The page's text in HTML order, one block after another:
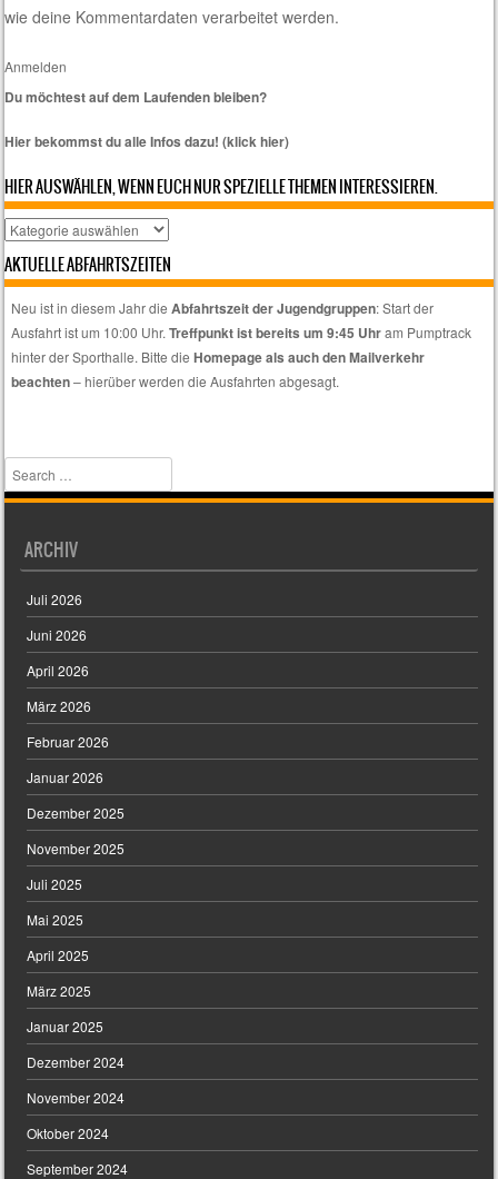
wie deine Kommentardaten verarbeitet werden.
Anmelden
Du möchtest auf dem Laufenden bleiben?
Hier bekommst du alle Infos dazu! (klick hier)
HIER AUSWÄHLEN, WENN EUCH NUR SPEZIELLE THEMEN INTERESSIEREN.
Hier
wenn
Themen
interessieren.
AKTUELLE ABFAHRTSZEITEN
Neu ist in diesem Jahr dieAbfahrtszeit der Jugendgruppen: Start der
Ausfahrt ist um 10:00 Uhr.Treffpunkt ist bereits um 9:45 Uhram Pumptrack
hinter der Sporthalle. Bitte dieHomepage als auch den Mailverkehr
beachten– hierüber werden die Ausfahrten abgesagt.
Search
ARCHIV
Juli 2026
Juni 2026
April 2026
März 2026
Februar 2026
Januar 2026
Dezember 2025
November 2025
Juli 2025
Mai 2025
April 2025
März 2025
Januar 2025
Dezember 2024
November 2024
Oktober 2024
September 2024